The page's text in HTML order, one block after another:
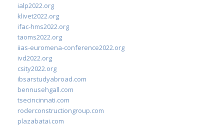
ialp2022.org
klivet2022.org
ifac-hms2022.org
taoms2022.org
iias-euromena-conference2022.org
ivd2022.org
csity2022.org
ibsarstudyabroad.com
bennusehgall.com
tsecincinnati.com
roderconstructiongroup.com
plazabatai.com